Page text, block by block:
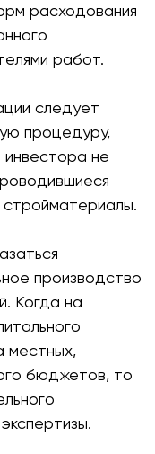
расходования
работ.
следует
процедуру,
инвестора не
производство
Когда на
местных,
бюджетов, то